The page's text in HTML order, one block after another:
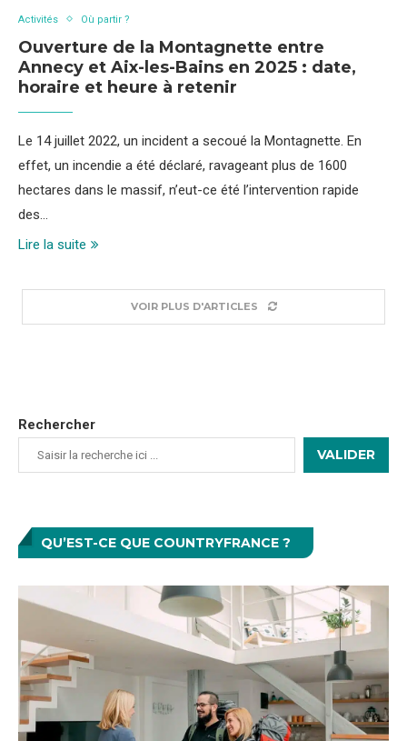
Activités Où partir ?
Ouverture de la Montagnette entre
Annecy et Aix-les-Bains en 2025 : date,
horaire et heure à retenir
Le 14 juillet 2022, un incident a secoué la Montagnette. En
effet, un incendie a été déclaré, ravageant plus de 1600
hectares dans le massif, n’eut-ce été l’intervention rapide
des…
Lire la suite
VOIR PLUS D'ARTICLES
Rechercher
VALIDER
QU’EST-CE QUE COUNTRYFRANCE ?